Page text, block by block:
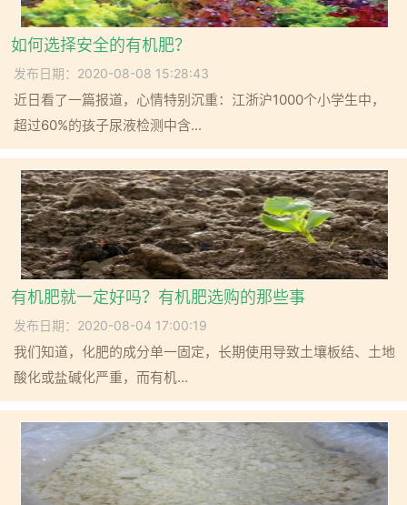
如何选择安全的有机肥？
发布日期：2020-08-08 15:28:43
近日看了一篇报道，心情特别沉重：江浙沪1000个小学生中，
超过60%的孩子尿液检测中含...
有机肥就一定好吗？有机肥选购的那些事
发布日期：2020-08-04 17:00:19
我们知道，化肥的成分单一固定，长期使用导致土壤板结、土地
酸化或盐碱化严重，而有机...